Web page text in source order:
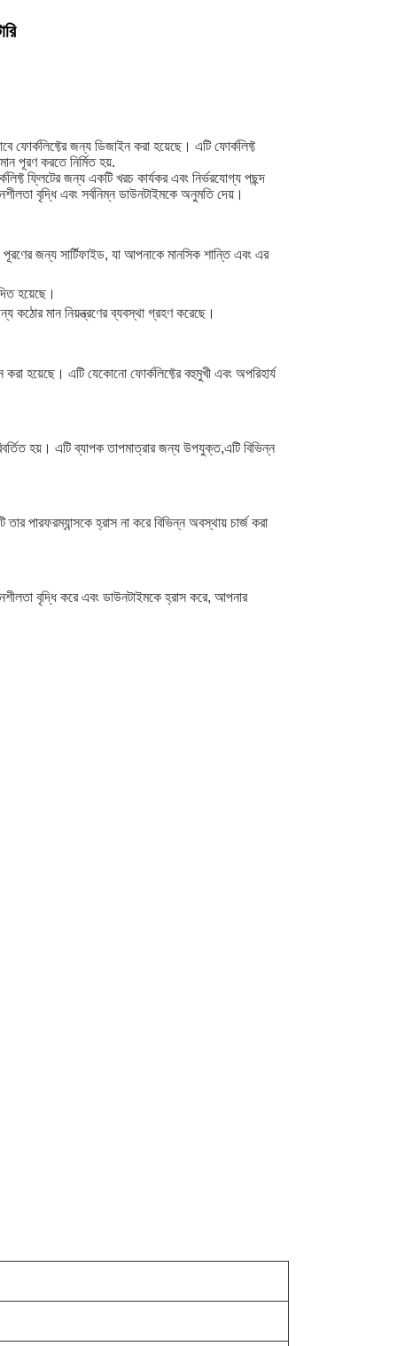
ফোর্কলিফ্টের জন্য ডিজাইন করা হয়েছে। এটি ফোর্কলিফ্ট
পূরণ করতে নির্মিত হয়.
ফ্লিটের জন্য একটি খরচ কার্যকর এবং নির্ভরযোগ্য পছন্দ
বৃদ্ধি এবং সর্বনিম্ন ডাউনটাইমকে অনুমতি দেয়।
জন্য সার্টিফাইড, যা আপনাকে মানসিক শান্তি এবং এর
হয়েছে।
কঠোর মান নিয়ন্ত্রণের ব্যবস্থা গ্রহণ করেছে।
করা হয়েছে। এটি যেকোনো ফোর্কলিফ্টের বহুমুখী এবং অপরিহার্য
হয়। এটি ব্যাপক তাপমাত্রার জন্য উপযুক্ত,এটি বিভিন্ন
তার পারফরম্যান্সকে হ্রাস না করে বিভিন্ন অবস্থায় চার্জ করা
বৃদ্ধি করে এবং ডাউনটাইমকে হ্রাস করে, আপনার